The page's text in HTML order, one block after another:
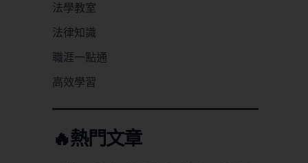
法學教室
法律知識
職涯一點通
高效學習
🔥熱門文章